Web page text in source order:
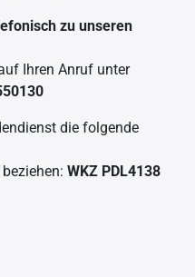
zu unseren
Ihren Anruf unter
die folgende
WKZ PDL4138